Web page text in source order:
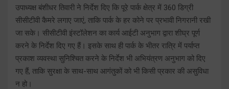
उपाध्यक्ष बंशीधर तिवारी ने निर्देश दिए कि पूरे पार्क क्षेत्र में 360 डिग्री
सीसीटीवी कैमरे लगाए जाएं, ताकि पार्क के हर कोने पर प्रभावी निगरानी रखी
जा सके। सीसीटीवी इंस्टॉलेशन का कार्य आईटी अनुभाग द्वारा शीघ्र पूर्ण
करने के निर्देश दिए गए हैं। इसके साथ ही पार्क के भीतर रात्रि में पर्याप्त
प्रकाश व्यवस्था सुनिश्चित करने के निर्देश भी अभियंत्रण अनुभाग को दिए
गए हैं, ताकि सुरक्षा के साथ-साथ आगंतुकों को भी किसी प्रकार की असुविधा
न हो।